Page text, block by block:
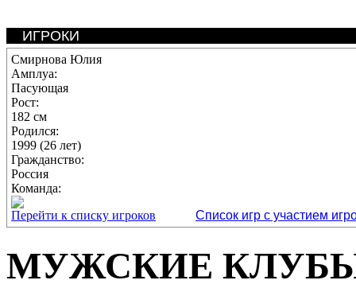
ИГРОКИ
Смирнова Юлия
Амплуа:
Пасующая
Рост:
182 см
Родился:
1999 (26 лет)
Гражданство:
Россия
Команда:
Перейти к списку игроков
Список игр с участием
МУЖСКИЕ